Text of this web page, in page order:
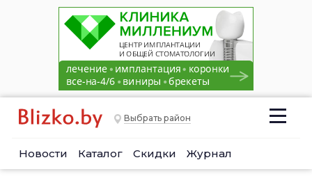
Выбрать район
Новости Каталог Скидки Журнал